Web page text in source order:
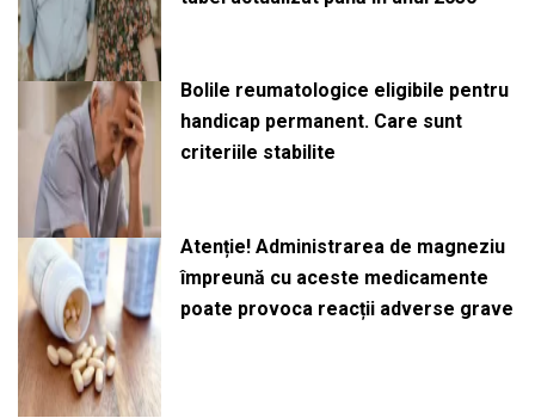
Bolile reumatologice eligibile pentru
handicap permanent. Care sunt
criteriile stabilite
Atenție! Administrarea de magneziu
împreună cu aceste medicamente
poate provoca reacții adverse grave